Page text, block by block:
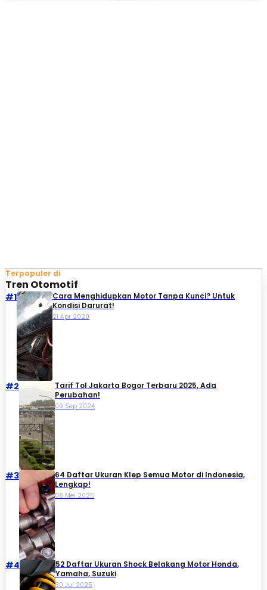
Terpopuler di
Tren Otomotif
#1
Cara Menghidupkan Motor Tanpa Kunci? Untuk
Kondisi Darurat!
21 Apr 2020
#2
Tarif Tol Jakarta Bogor Terbaru 2025, Ada
Perubahan!
09 Sep 2024
#3
64 Daftar Ukuran Klep Semua Motor di Indonesia,
Lengkap!
08 Mei 2025
#4
52 Daftar Ukuran Shock Belakang Motor Honda,
Yamaha, Suzuki​
30 Jul 2025